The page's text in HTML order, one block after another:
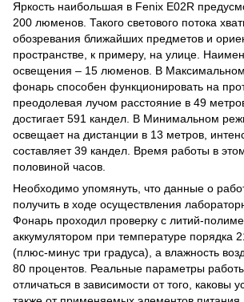
Яркость наибольшая в Fenix E02R
200 люменов. Такого светового потока
обозревания ближайших предметов и
пространстве, к примеру, на улице.
освещения – 15 люменов. В
фонарь способен функционировать на
преодолевая лучом расстояние в 49
достигает 591 кандел. В Минимальном
освещает на дистанции в 13 метров,
составляет 39 кандел. Время работы в
половиной часов.
Необходимо упомянуть, что данные о
получить в ходе осуществления
Фонарь проходил проверку с литий-
аккумулятором при температуре порядка
(плюс-минус три градуса), а влажность
80 процентов. Реальные параметры
отличаться в зависимости от того, каковы